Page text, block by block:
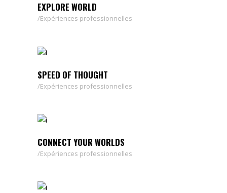
EXPLORE WORLD
Expériences professionnelles
SPEED OF THOUGHT
Expériences professionnelles
CONNECT YOUR WORLDS
Expériences professionnelles